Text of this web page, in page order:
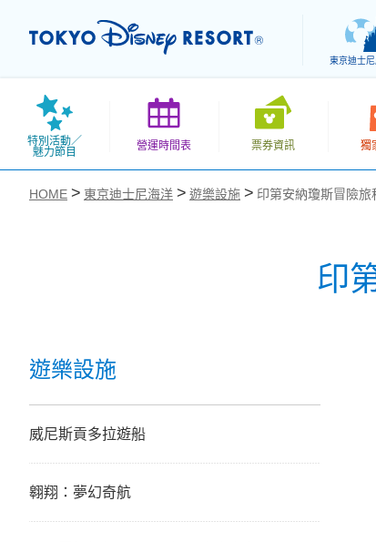
東京迪士
特別活動／
魅力節目
營運時間表 票券資訊 獨
HOME 東京迪士尼海洋 遊樂設施 印第安納瓊斯冒險
印
お気に入り
遊樂設施
威尼斯貢多拉遊船
翱翔：夢幻奇航